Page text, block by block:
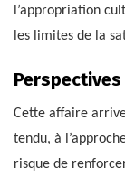
l’appropriation
les limites de la
Cette affaire
tendu, à
risque de